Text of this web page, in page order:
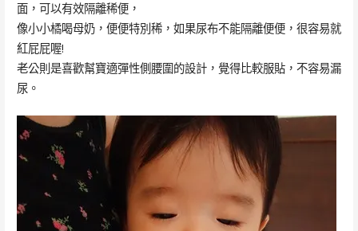
面，可以有效隔離稀便，
像小小橘喝母奶，便便特別稀，如果尿布不能隔離便便，很容易就
紅屁屁喔!
老公則是喜歡幫寶適彈性側腰圍的設計，覺得比較服貼，不容易漏
尿。